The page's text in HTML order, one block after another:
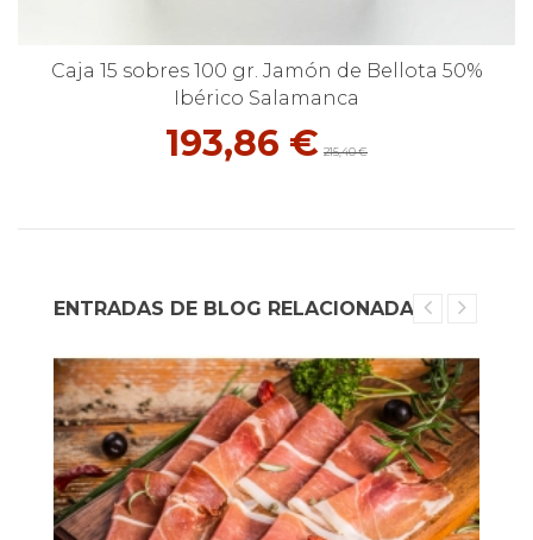
Caja 15 sobres 100 gr. Jamón de Bellota 50%
Ibérico Salamanca
193,86 € 215,40 €
ENTRADAS DE BLOG RELACIONADAS